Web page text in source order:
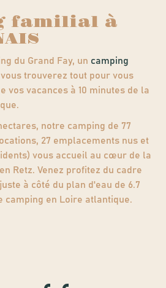
familial à
du Grand Fay, un camping
trouverez tout pour vous
vos vacances à 10 minutes de la
notre camping de 77
27 emplacements nus et
vous accueil au cœur de la
Retz. Venez profitez du cadre
à côté du plan d'eau de 6.7
camping en Loire atlantique.